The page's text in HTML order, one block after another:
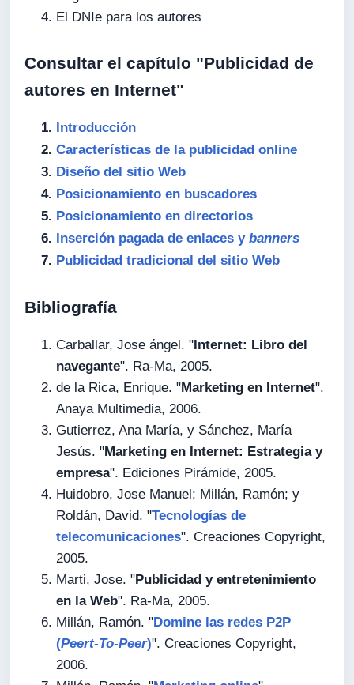
El DNIe para los autores
Consultar el capítulo "Publicidad de
autores en Internet"
Introducción
Características de la publicidad online
Diseño del sitio Web
Posicionamiento en buscadores
Posicionamiento en directorios
Inserción pagada de enlaces ybanners
Publicidad tradicional del sitio Web
Bibliografía
Carballar, Jose ángel. " Internet: Libro del
navegante". Ra-Ma, 2005.
de la Rica, Enrique. "Marketing en Internet".
Anaya Multimedia, 2006.
Gutierrez, Ana María, y Sánchez, María
Jesús. "Marketing en Internet: Estrategia y
empresa". Ediciones Pirámide, 2005.
Huidobro, Jose Manuel; Millán, Ramón; y
Roldán, David. "Tecnologías de
telecomunicaciones". Creaciones Copyright,
2005.
Marti, Jose. "Publicidad y entretenimiento
en la Web". Ra-Ma, 2005.
Millán, Ramón. "Domine las redes P2P
(Peert-To-Peer)". Creaciones Copyright,
2006.